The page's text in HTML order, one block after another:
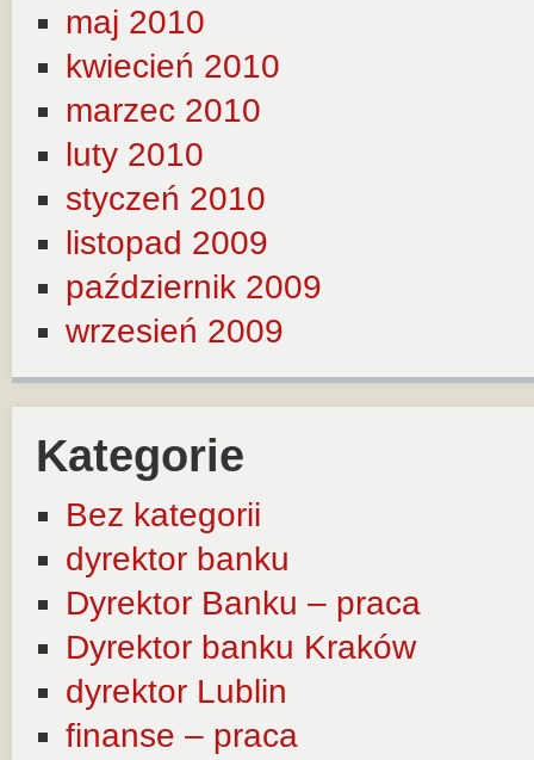
maj 2010
kwiecień 2010
marzec 2010
luty 2010
styczeń 2010
listopad 2009
październik 2009
wrzesień 2009
Kategorie
Bez kategorii
dyrektor banku
Dyrektor Banku – praca
Dyrektor banku Kraków
dyrektor Lublin
finanse – praca